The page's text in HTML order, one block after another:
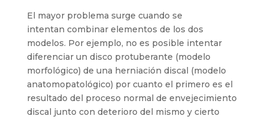
El mayor problema surge cuando se
intentan combinar elementos de los dos
modelos. Por ejemplo, no es posible intentar
diferenciar un disco protuberante (modelo
morfológico) de una herniación discal (modelo
anatomopatológico) por cuanto el primero es el
resultado del proceso normal de envejecimiento
discal junto con deterioro del mismo y cierto